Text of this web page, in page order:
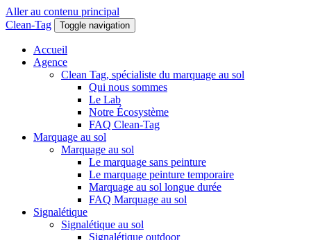
Aller au contenu principal
Clean-Tag
Toggle navigation
Accueil
Agence
Clean Tag, spécialiste du marquage au sol
Qui nous sommes
Le Lab
Notre Écosystème
FAQ Clean-Tag
Marquage au sol
Marquage au sol
Le marquage sans peinture
Le marquage peinture temporaire
Marquage au sol longue durée
FAQ Marquage au sol
Signalétique
Signalétique au sol
Signalétique outdoor